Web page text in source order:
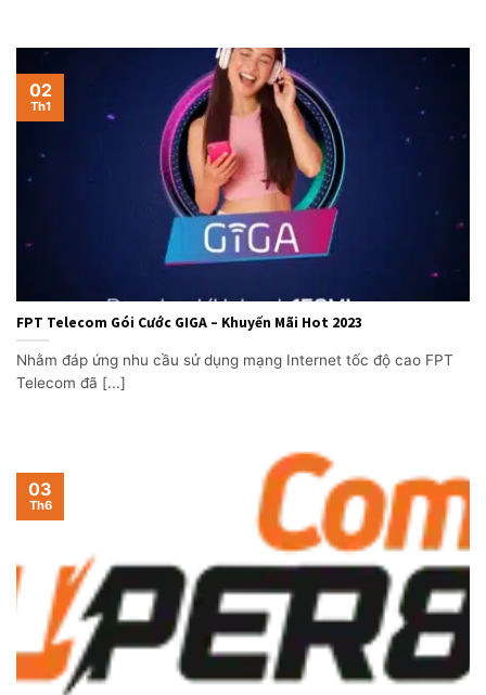
FPT Telecom Gói Cước GIGA – Khuyến Mãi Hot 2023
Nhằm đáp ứng nhu cầu sử dụng mạng Internet tốc độ cao FPT
Telecom đã [...]
02
Th1
03
Th6